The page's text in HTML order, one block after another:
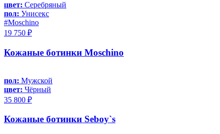
цвет: Серебряный
пол: Унисекс
#Moschino
19 750 ₽
Кожаные ботинки Moschino
пол: Мужской
цвет: Чёрный
35 800 ₽
Кожаные ботинки Seboy`s